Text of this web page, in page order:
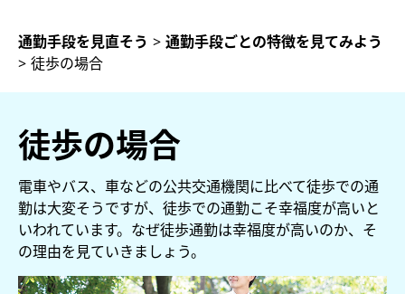
通勤手段を見直そう > 通勤手段ごとの特徴を見てみよう
> 徒歩の場合
徒歩の場合
電車やバス、車などの公共交通機関に比べて徒歩での通
勤は大変そうですが、徒歩での通勤こそ幸福度が高いと
いわれています。なぜ徒歩通勤は幸福度が高いのか、そ
の理由を見ていきましょう。